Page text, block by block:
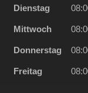
Dienstag
Mittwoch
Donnerstag
Freitag